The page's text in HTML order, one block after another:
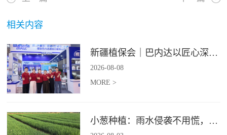
相关内容
新疆植保会｜巴内达以匠心深耕良田，以科创赋能农耕
2026-08-08
MORE >
小葱种植：雨水侵袭不用慌，四招稳住小葱产量